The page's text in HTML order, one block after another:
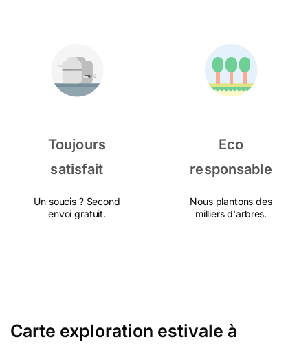
Toujours
satisfait
Un soucis ? Second
envoi gratuit.
Eco
responsable
Nous plantons des
milliers d'arbres.
Carte exploration estivale à